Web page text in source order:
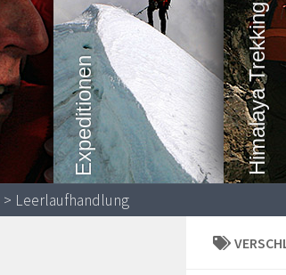
Expeditionen Himalaya Trekking
> Leerlaufhandlung